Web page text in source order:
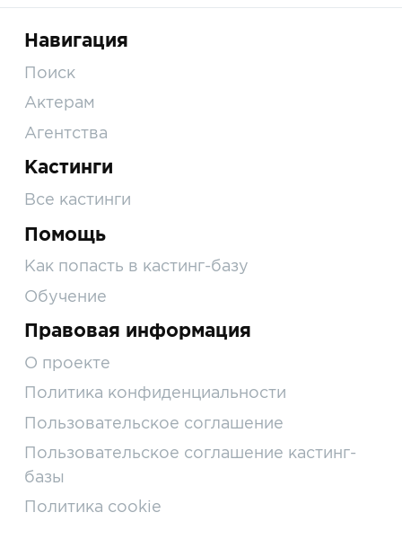
Навигация
Поиск
Актерам
Агентства
Кастинги
Все кастинги
Помощь
Как попасть в кастинг-базу
Обучение
Правовая информация
О проекте
Политика конфиденциальности
Пользовательское соглашение
Пользовательское соглашение кастинг-
базы
Политика cookie